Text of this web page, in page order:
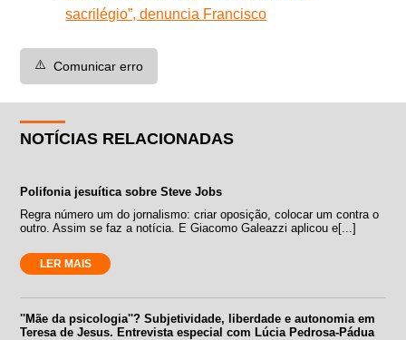
sacrilégio”, denuncia Francisco
⚠️ Comunicar erro
NOTÍCIAS RELACIONADAS
Polifonia jesuítica sobre Steve Jobs
Regra número um do jornalismo: criar oposição, colocar um contra o
outro. Assim se faz a notícia. E Giacomo Galeazzi aplicou e[...]
LER MAIS
''Mãe da psicologia''? Subjetividade, liberdade e autonomia em
Teresa de Jesus. Entrevista especial com Lúcia Pedrosa-Pádua